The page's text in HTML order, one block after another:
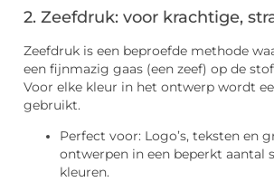
2. Zeefdruk: voor krachtige,
Zeefdruk is een beproefde methode
een fijnmazig gaas (een zeef) op de
Voor elke kleur in het ontwerp wordt
gebruikt.
Perfect voor: Logo’s, teksten en
ontwerpen in een beperkt aantal
kleuren.